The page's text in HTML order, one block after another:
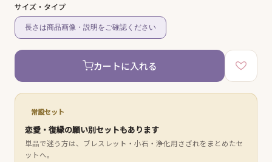
サイズ・タイプ
長さは商品画像・説明をご確認ください
カートに入れる
常設セット
恋愛・復縁の願い別セットもあります
単品で迷う方は、ブレスレット・小石・浄化用さざれをまとめたセ
ットへ。